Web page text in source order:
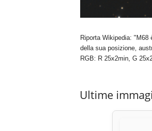
Riporta Wikipedia:
della sua posizione,
RGB: R 25x2min, G
Ultime